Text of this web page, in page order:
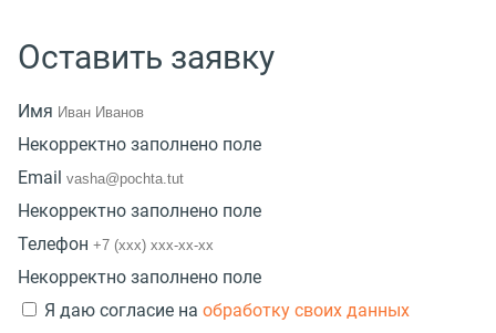
Оставить заявку
Имя
Некорректно заполнено поле
Email
Некорректно заполнено поле
Телефон
Некорректно заполнено поле
Я даю согласие на обработку своих данных